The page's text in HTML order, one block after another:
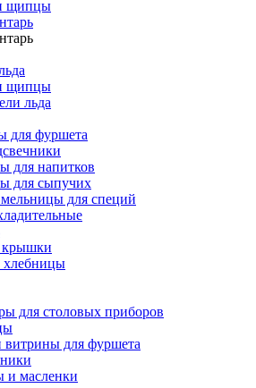
щипцы
щипцы
льда
для фуршета
для напитков
для сыпучих
для специй
крышки
для столовых приборов
для фуршета
и масленки